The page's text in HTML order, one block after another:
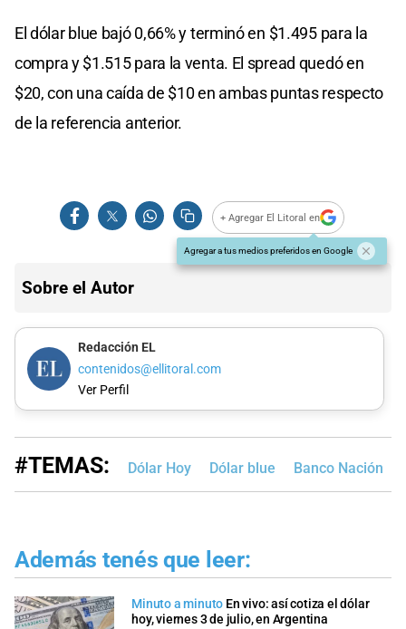
El dólar blue bajó 0,66% y terminó en $1.495 para la
compra y $1.515 para la venta. El spread quedó en
$20, con una caída de $10 en ambas puntas respecto
de la referencia anterior.
+ Agregar El Litoral en
Agregar a tus medios preferidos en Google
Sobre el Autor
Redacción EL
contenidos@ellitoral.com
Ver Perfil
#TEMAS: Dólar Hoy Dólar blue Banco Nación
Además tenés que leer:
Minuto a minuto En vivo: así cotiza el dólar
hoy, viernes 3 de julio, en Argentina